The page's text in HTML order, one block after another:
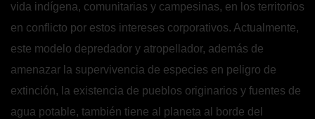
vida indígena, comunitarias y campesinas, en los territorios
en conflicto por estos intereses corporativos. Actualmente,
este modelo depredador y atropellador, además de
amenazar la supervivencia de especies en peligro de
extinción, la existencia de pueblos originarios y fuentes de
agua potable, también tiene al planeta al borde del